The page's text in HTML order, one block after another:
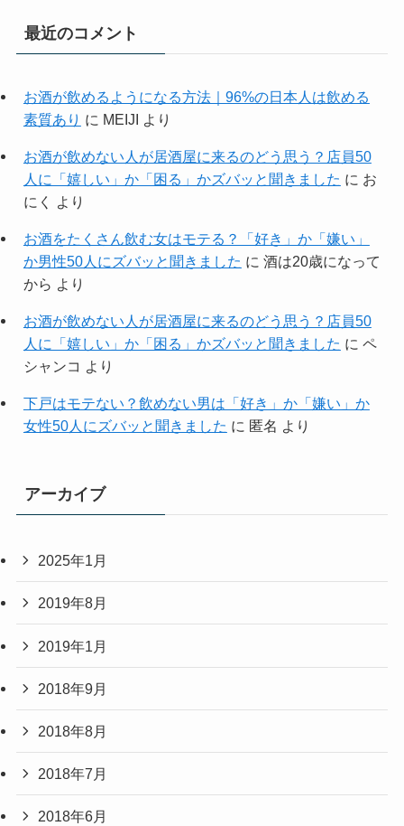
最近のコメント
お酒が飲めるようになる方法｜96%の日本人は飲める
素質あり に MEIJI より
お酒が飲めない人が居酒屋に来るのどう思う？店員50
人に「嬉しい」か「困る」かズバッと聞きました に お
にく
より
お酒をたくさん飲む女はモテる？「好き」か「嫌い」
か男性50人にズバッと聞きました に 酒は20歳になって
から より
お酒が飲めない人が居酒屋に来るのどう思う？店員50
人に「嬉しい」か「困る」かズバッと聞きました に ペ
シャンコ より
下戸はモテない？飲めない男は「好き」か「嫌い」か
女性50人にズバッと聞きました に 匿名 より
アーカイブ
2025年1月
2019年8月
2019年1月
2018年9月
2018年8月
2018年7月
2018年6月